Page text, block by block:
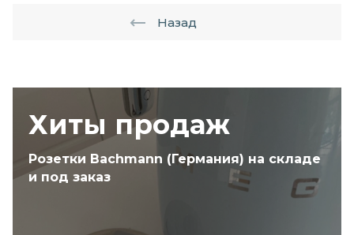
Хиты продаж
Розетки Bachmann (Германия) на складе
и под заказ
Назад